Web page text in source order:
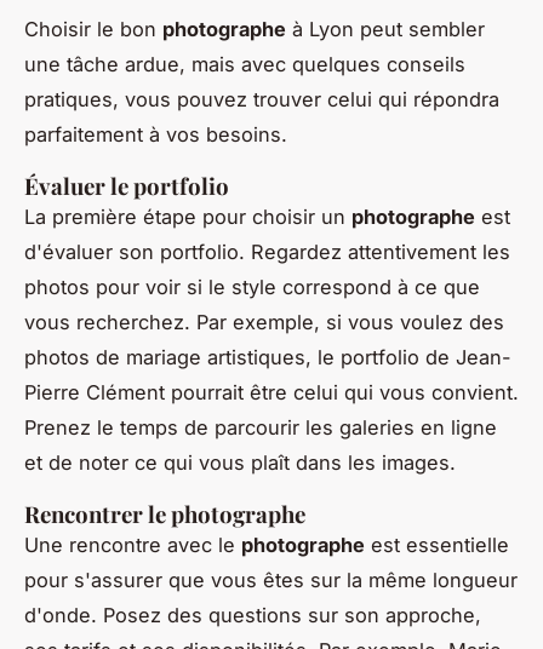
Choisir le bon photographe à Lyon peut sembler
une tâche ardue, mais avec quelques conseils
pratiques, vous pouvez trouver celui qui répondra
parfaitement à vos besoins.
Évaluer le portfolio
La première étape pour choisir un photographe est
d'évaluer son portfolio. Regardez attentivement les
photos pour voir si le style correspond à ce que
vous recherchez. Par exemple, si vous voulez des
photos de mariage artistiques, le portfolio de Jean-
Pierre Clément pourrait être celui qui vous convient.
Prenez le temps de parcourir les galeries en ligne
et de noter ce qui vous plaît dans les images.
Rencontrer le photographe
Une rencontre avec le photographe est essentielle
pour s'assurer que vous êtes sur la même longueur
d'onde. Posez des questions sur son approche,